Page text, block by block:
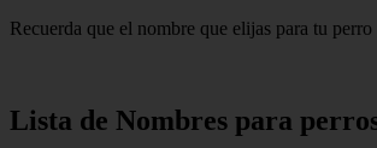
Recuerda que el nombre que elijas para tu
Lista de Nombres para